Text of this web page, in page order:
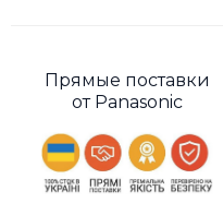
Прямые поставки
от Panasonic